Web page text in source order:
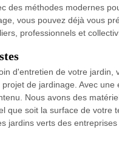
des méthodes modernes
vous pouvez déjà vous
professionnels et
d'entretien de votre jardin,
de jardinage. Avec une
Nous avons des
que soit la surface de votre
jardins verts des